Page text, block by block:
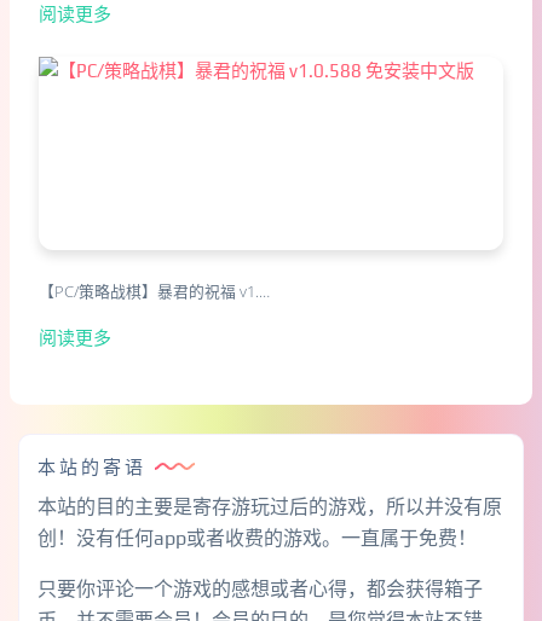
阅读更多
【PC/策略战棋】暴君的祝福 v1.…
阅读更多
本站的寄语
本站的目的主要是寄存游玩过后的游戏，所以并没有原
创！没有任何app或者收费的游戏。一直属于免费！
只要你评论一个游戏的感想或者心得，都会获得箱子